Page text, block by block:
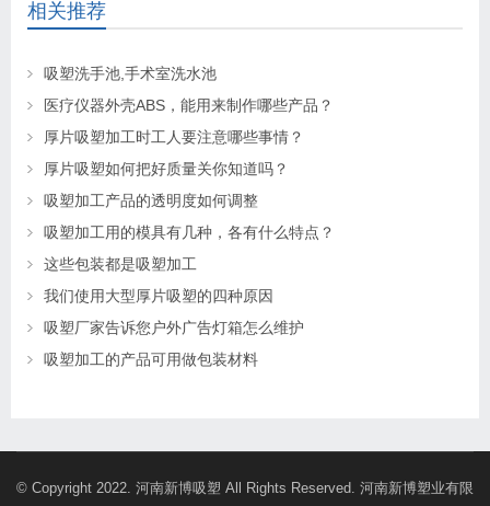
相关推荐
吸塑洗手池,手术室洗水池
医疗仪器外壳ABS，能用来制作哪些产品？
厚片吸塑加工时工人要注意哪些事情？
厚片吸塑如何把好质量关你知道吗？
吸塑加工产品的透明度如何调整
吸塑加工用的模具有几种，各有什么特点？
这些包装都是吸塑加工
我们使用大型厚片吸塑的四种原因
吸塑厂家告诉您户外广告灯箱怎么维护
吸塑加工的产品可用做包装材料
© Copyright 2022. 河南新博吸塑 All Rights Reserved. 河南新博塑业有限